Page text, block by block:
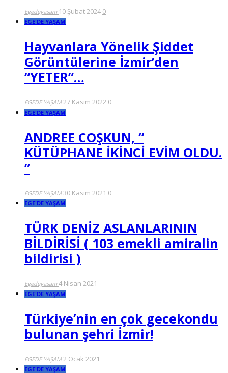
Egedeyasam 10 Şubat 2024 0
EGE'DE YAŞAM
Hayvanlara Yönelik Şiddet
Görüntülerine İzmir’den
“YETER”…
EGEDE YAŞAM27 Kasım 2022 0
EGE'DE YAŞAM
ANDREE COŞKUN, “
KÜTÜPHANE İKİNCİ EVİM OLDU.
”
EGEDE YAŞAM30 Kasım 2021 0
EGE'DE YAŞAM
TÜRK DENİZ ASLANLARININ
BİLDİRİSİ ( 103 emekli amiralin
bildirisi )
Egedeyasam4 Nisan 2021
EGE'DE YAŞAM
Türkiye’nin en çok gecekondu
bulunan şehri İzmir!
EGEDE YAŞAM2 Ocak 2021
EGE'DE YAŞAM